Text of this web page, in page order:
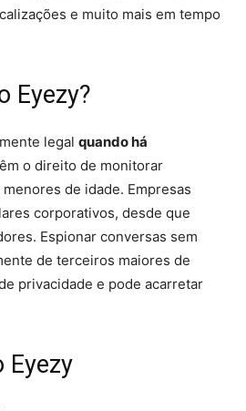
e muito mais em tempo
Eyezy?
legal quando há
o direito de monitorar
de idade. Empresas
corporativos, desde que
Espionar conversas sem
de terceiros maiores de
privacidade e pode acarretar
Eyezy